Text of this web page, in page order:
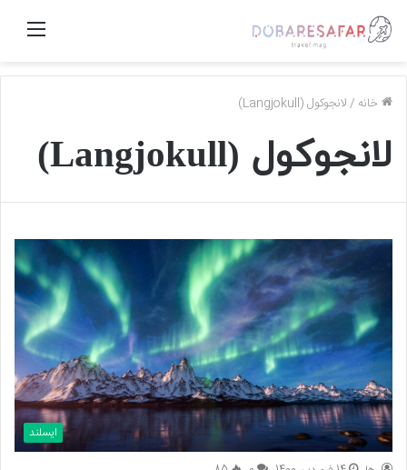
منو
خانه /لانجوکول (Langjokull)
لانجوکول (Langjokull)
ایسلند